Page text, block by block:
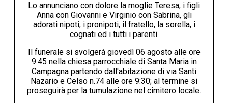
Lo annunciano con dolore la moglie Teresa, i figli
Anna con Giovanni e Virginio con Sabrina, gli
adorati nipoti, i pronipoti, il fratello, la sorella, i
cognati ed i tutti i parenti.
Il funerale si svolgerà giovedì 06 agosto alle ore
9:45 nella chiesa parrocchiale di Santa Maria in
Campagna partendo dall'abitazione di via Santi
Nazario e Celso n.74 alle ore 9:30; al termine si
proseguirà per la tumulazione nel cimitero locale.